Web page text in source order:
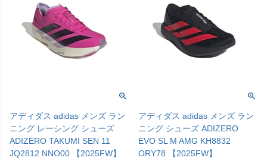
アディダス adidas メンズ ラン
ニング レーシング シューズ
ADIZERO TAKUMI SEN 11
JQ2812 NNO00 【2025FW】
アディダス adidas メンズ ラン
ニング シューズ ADIZERO
EVO SL M AMG KH8832
ORY78 【2025FW】